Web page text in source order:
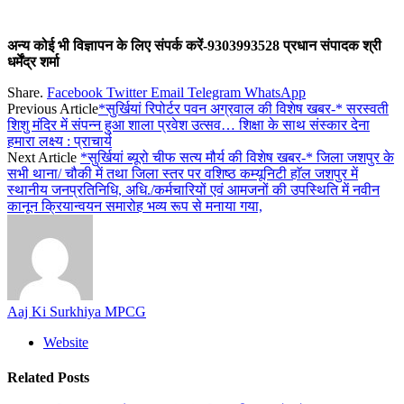
अन्य कोई भी विज्ञापन के लिए संपर्क करें-9303993528 प्रधान संपादक श्री
धर्मेंद्र शर्मा
Share. Facebook Twitter Email Telegram WhatsApp
Previous Article*सुर्खियां रिपोर्टर पवन अग्रवाल की विशेष खबर-* सरस्वती
शिशु मंदिर में संपन्न हुआ शाला प्रवेश उत्सव… शिक्षा के साथ संस्कार देना
हमारा लक्ष्य : प्राचार्य
Next Article *सुर्खियां ब्यूरो चीफ सत्य मौर्य की विशेष खबर-* जिला जशपुर के
सभी थाना/ चौकी में तथा जिला स्तर पर वशिष्ठ कम्यूनिटी हाॅल जशपुर में
स्थानीय जनप्रतिनिधि, अधि./कर्मचारियों एवं आमजनों की उपस्थिति में नवीन
कानून क्रियान्वयन समारोह भव्य रूप से मनाया गया,
Aaj Ki Surkhiya MPCG
Website
Related Posts